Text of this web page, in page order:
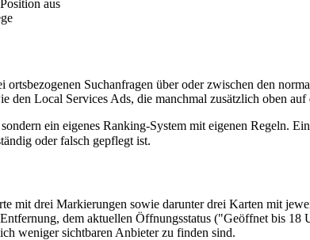
aus
Suchanfragen über oder zwischen den
Local Services Ads, die manchmal zusätzlich oben auf
ein eigenes Ranking-System mit eigenen Regeln.
oder falsch gepflegt ist.
drei Markierungen sowie darunter drei Karten mit
dem aktuellen Öffnungsstatus ("Geöffnet bis
weniger sichtbaren Anbieter zu finden sind.